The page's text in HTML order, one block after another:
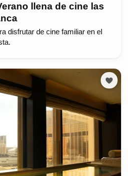
llena de cine las
disfrutar de cine familiar en el